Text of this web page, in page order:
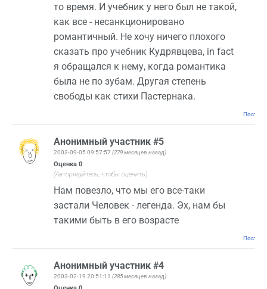
то время. И учебник у него был не такой,
как все - несанкционировано
романтичный. Не хочу ничего плохого
сказать про учебник Кудрявцева, in fact
я обращался к нему, когда романтика
была не по зубам. Другая степень
свободы как стихи Пастернака.
Анонимный участник #5
2003-09-05 09:57:57 (279 месяцев назад)
Оценка 0
(Авторизуйтесь, чтобы оценить)
Нам повезло, что мы его все-таки
застали Человек - легенда. Эх, нам бы
такими быть в его возрасте
Анонимный участник #4
2003-02-19 20:51:11 (285 месяцев назад)